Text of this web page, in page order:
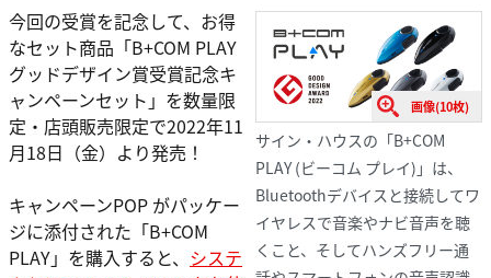
画像(10枚)
サイン・ハウスの「B+COM
PLAY (ビーコム プレイ)」は、
Bluetoothデバイスと接続してワ
イヤレスで音楽やナビ音声を聴
くこと、そしてハンズフリー通
今回の受賞を記念して、お得
なセット商品「B+COM PLAY
グッドデザイン賞受賞記念キ
ャンペーンセット」を数量限
定・店頭販売限定で2022年11
月18日（金）より発売！
キャンペーンPOP がパッケー
ジに添付された「B+COM
PLAY」を購入すると、 システ